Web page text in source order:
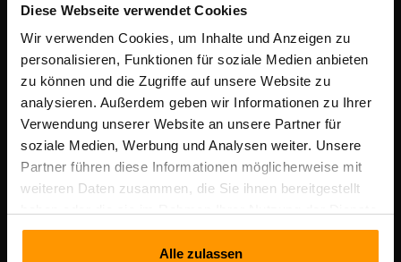
Diese Webseite verwendet Cookies
Wir verwenden Cookies, um Inhalte und Anzeigen zu
personalisieren, Funktionen für soziale Medien anbieten
zu können und die Zugriffe auf unsere Website zu
analysieren. Außerdem geben wir Informationen zu Ihrer
Verwendung unserer Website an unsere Partner für
soziale Medien, Werbung und Analysen weiter. Unsere
Partner führen diese Informationen möglicherweise mit
weiteren Daten zusammen, die Sie ihnen bereitgestellt
gesammelt haben.
Alle zulassen
Unser Unternehmen
Scalable Hosting Solutions OÜ
Registrierungscode: 14652605
Umsatzsteuer-Identifikationsnummer: EE102133820
Adresse: Harju maakond, Tallinn, Kesklinna linnaosa,
Vesivärava tn 50-201, 10152